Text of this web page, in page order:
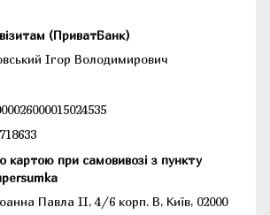
(ПриватБанк)
Ігор Володимирович
при самовивозі з пункту
Павла II, 4/6 корп. В, Київ, 02000